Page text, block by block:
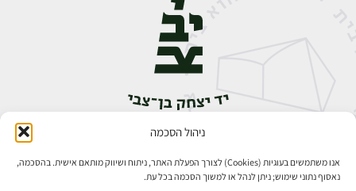
ניהול הסכמה
אנו משתמשים בעוגיות (Cookies) לצורך הפעלת האתר, ניתוח ושיווק מותאם אישית. בהסכמה,
נאסוף נתוני שימוש; ניתן לנהל או למשוך הסכמה בכל עת.
אבן גבירול 14, רחביה, ירושלים